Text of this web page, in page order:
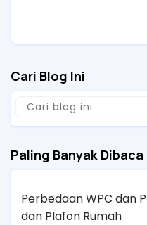
Cari Blog Ini
Paling Banyak Dibaca
Perbedaan WPC dan
dan Plafon Rumah